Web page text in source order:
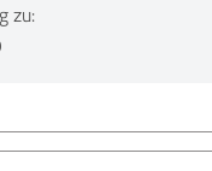
zu: